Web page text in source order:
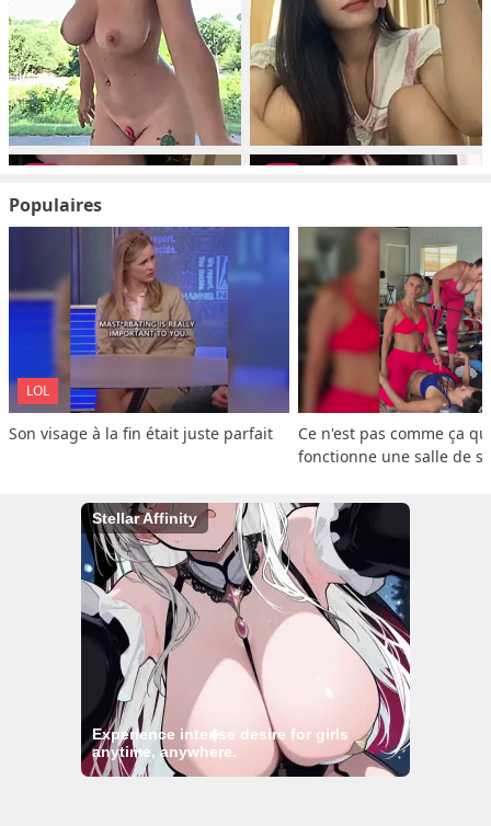
Populaires
LOL
Son visage à la fin était juste parfait
Ce n'est pas comme ça
fonctionne une salle de